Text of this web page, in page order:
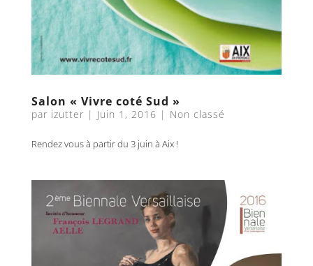
Salon « Vivre coté Sud »
par izutter | Juin 1, 2016 | Non classé
Rendez vous à partir du 3 juin à Aix !